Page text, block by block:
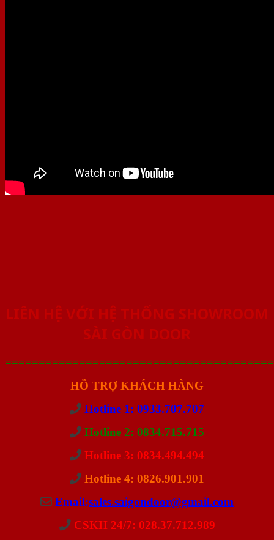
LIÊN HỆ VỚI HỆ THỐNG SHOWROOM
SÀI GÒN DOOR
HỖ TRỢ KHÁCH HÀNG
Hotline 1: 0933.707.707
Hotline 2: 0834.715.715
Hotline 3: 0834.494.494
Hotline 4: 0826.901.901
Email:sales.saigondoor@gmail.com
CSKH 24/7: 028.37.712.989